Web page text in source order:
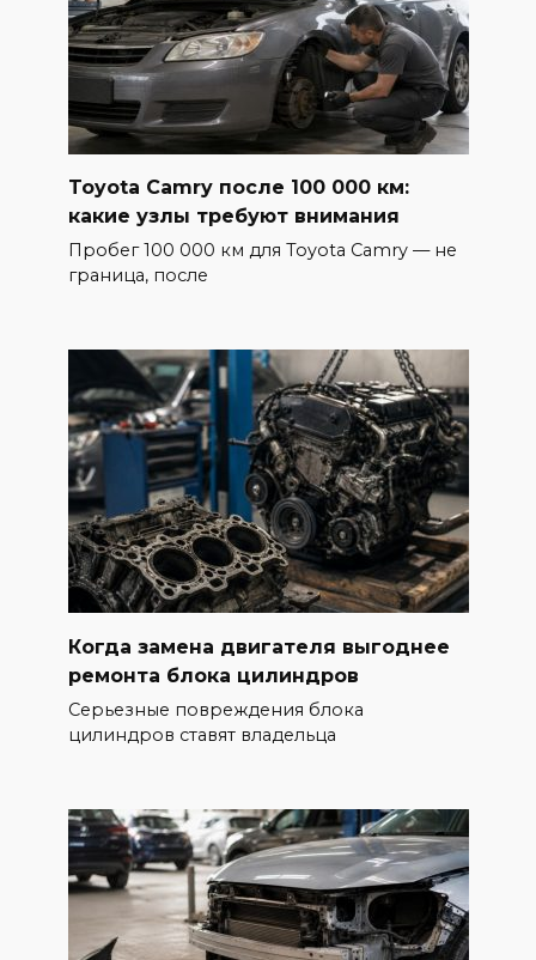
Toyota Camry после 100 000 км:
какие узлы требуют внимания
Пробег 100 000 км для Toyota Camry — не
граница, после
Когда замена двигателя выгоднее
ремонта блока цилиндров
Серьезные повреждения блока
цилиндров ставят владельца